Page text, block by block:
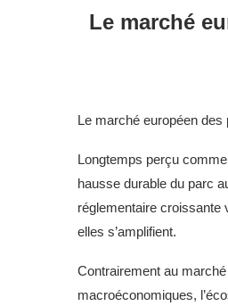
Le marché
Le marché européen
Longtemps perçu
hausse durable du parc
réglementaire croissante
elles s’amplifient.
Contrairement au
macroéconomiques,